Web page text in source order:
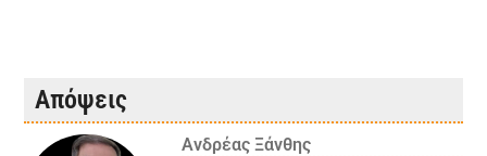
Απόψεις
Ανδρέας Ξάνθης